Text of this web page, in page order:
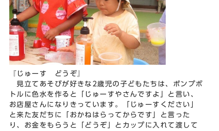
『じゅーす どうぞ』
見立てあそびが好きな2歳児の子どもたちは、ポンプボ
トルに色水を作ると「じゅーすやさんですよ」と言い、
お店屋さんになりきっています。「じゅーすください」
と来た友だちに「おかねはらってからです」と言った
り、お金をもらうと「どうぞ」とカップに入れて渡して